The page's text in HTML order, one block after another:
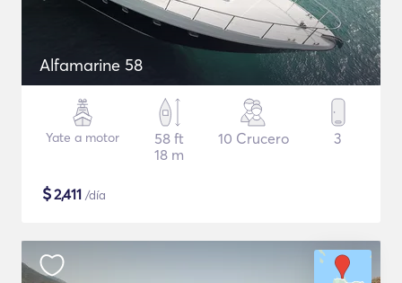
Alfamarine 58
Yate a motor
58 ft
18 m
10 Crucero 3
$2,411 /día